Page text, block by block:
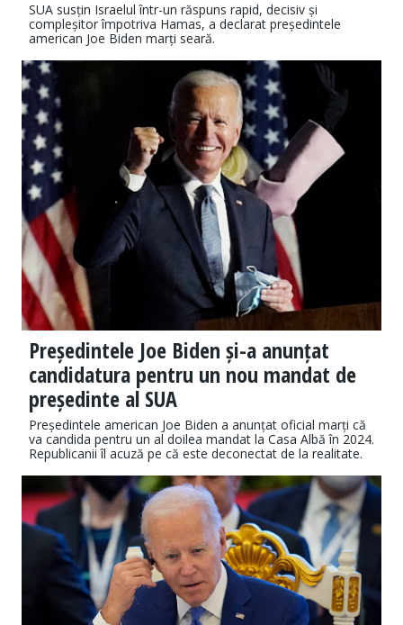
SUA susțin Israelul într-un răspuns rapid, decisiv și
compleșitor împotriva Hamas, a declarat președintele
american Joe Biden marți seară.
Președintele Joe Biden și-a anunțat
candidatura pentru un nou mandat de
președinte al SUA
Președintele american Joe Biden a anunțat oficial marți că
va candida pentru un al doilea mandat la Casa Albă în 2024.
Republicanii îl acuză pe că este deconectat de la realitate.